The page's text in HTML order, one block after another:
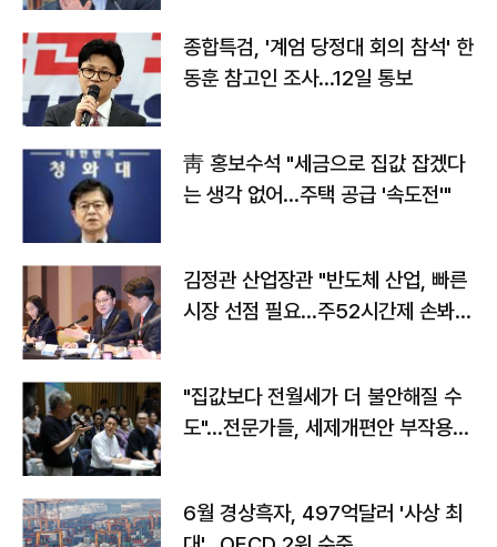
종합특검, '계엄 당정대 회의 참석' 한
동훈 참고인 조사...12일 통보
靑 홍보수석 "세금으로 집값 잡겠다
는 생각 없어…주택 공급 '속도전'"
김정관 산업장관 "반도체 산업, 빠른
시장 선점 필요…주52시간제 손봐
"집값보다 전월세가 더 불안해질 수
도"…전문가들, 세제개편안 부작용
6월 경상흑자, 497억달러 '사상 최